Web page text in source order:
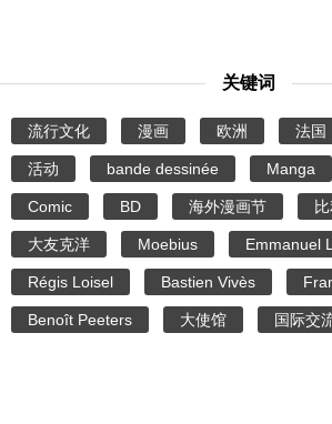
关键词
流行文化 漫画 欧洲 法国
活动 bande dessinée Manga
Comic BD 海外漫画节
大友克洋 Moebius Emmanuel
Régis Loisel Bastien Vivès
Benoît Peeters 大使馆 国际交